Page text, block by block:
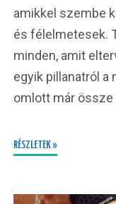
amikkel szembe
és félelmetesek.
minden, amit
egyik pillanatról a
omlott már össze
RÉSZLETEK »